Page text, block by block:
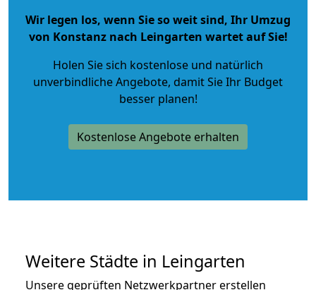
Wir legen los, wenn Sie so weit sind, Ihr Umzug
von Konstanz nach Leingarten wartet auf Sie!
Holen Sie sich kostenlose und natürlich
unverbindliche Angebote, damit Sie Ihr Budget
besser planen!
Kostenlose Angebote erhalten
Weitere Städte in Leingarten
Unsere geprüften Netzwerkpartner erstellen